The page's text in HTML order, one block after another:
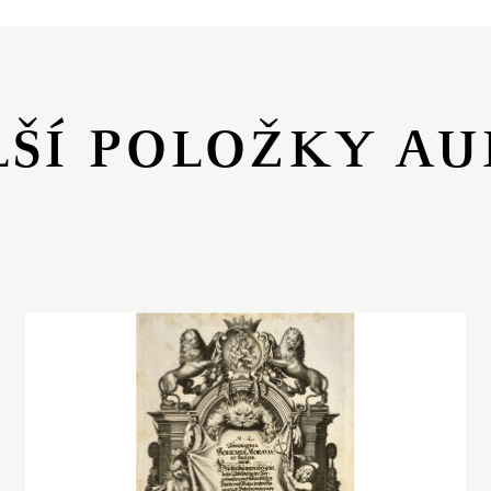
POLOŽKY